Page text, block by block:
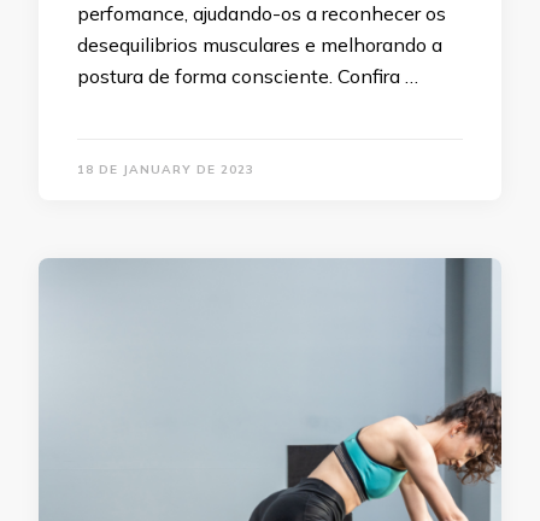
perfomance, ajudando-os a reconhecer os
desequilibrios musculares e melhorando a
postura de forma consciente. Confira …
18 DE JANUARY DE 2023